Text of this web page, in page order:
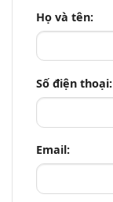
Họ và tên:
Số điện thoại:
Email: